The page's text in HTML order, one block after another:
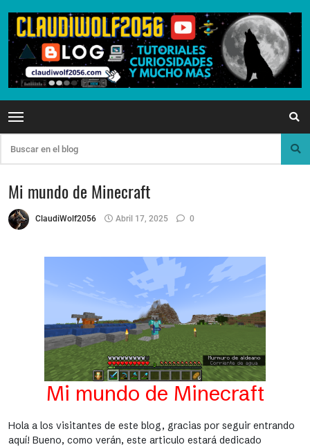
Mi mundo de Minecraft
ClaudiWolf2056 Abril 17, 2025 0
Mi mundo de Minecraft
Hola a los visitantes de este blog, gracias por seguir entrando
aquí! Bueno, como verán, este articulo estará dedicado